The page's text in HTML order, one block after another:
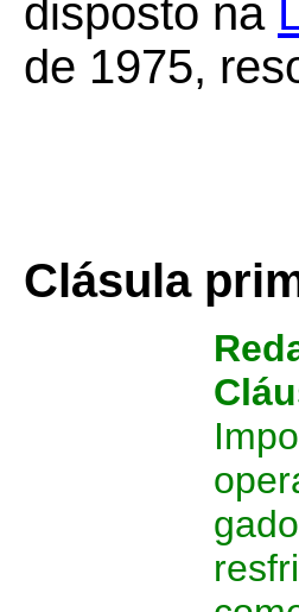
disposto na
de 1975,
Clásula